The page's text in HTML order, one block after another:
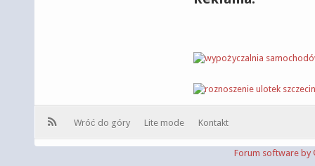
Wróć do góry Lite mode Kontakt
Forum software